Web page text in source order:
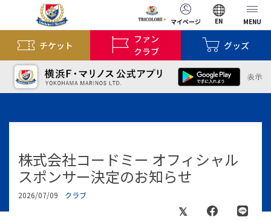
マイページ EN MENU
チケット
ファン
クラブ
グッズ
株式会社コードミー オフィシャル
スポンサー決定のお知らせ
2026/07/09 クラブ